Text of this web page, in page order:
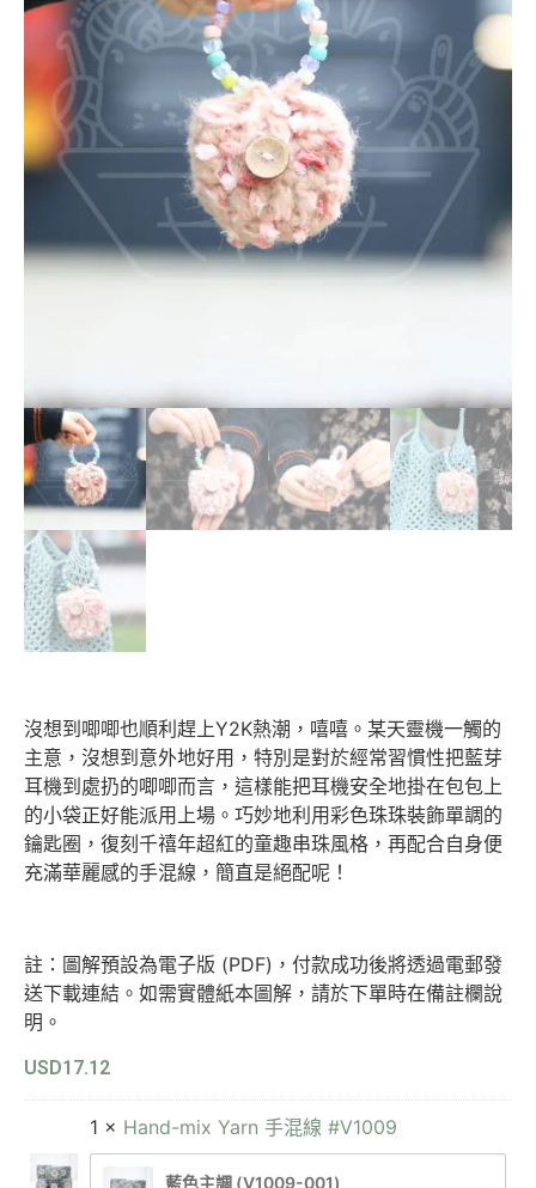
沒想到唧唧也順利趕上Y2K熱潮，嘻嘻。某天靈機一觸的
主意，沒想到意外地好用，特別是對於經常習慣性把藍芽
耳機到處扔的唧唧而言，這樣能把耳機安全地掛在包包上
的小袋正好能派用上場。巧妙地利用彩色珠珠裝飾單調的
鑰匙圈，復刻千禧年超紅的童趣串珠風格，再配合自身便
充滿華麗感的手混線，簡直是絕配呢！
註：圖解預設為電子版 (PDF)，付款成功後將透過電郵發
送下載連結。如需實體紙本圖解，請於下單時在備註欄說
明。
USD17.12
1 × Hand-mix Yarn 手混線 #V1009
藍色主調 (V1009-001)